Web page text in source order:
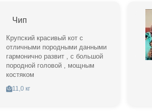
Чип
Крупский красивый кот с
отличными породными данными
гармонично развит , с большой
породной головой , мощным
костяком
11,0 кг